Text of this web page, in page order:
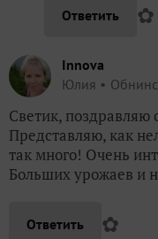
Ответить ✿
Innova
Юлия
Светик, поздравляю
Представляю, как
так много! Очень
Больших урожаев и
Ответить ✿